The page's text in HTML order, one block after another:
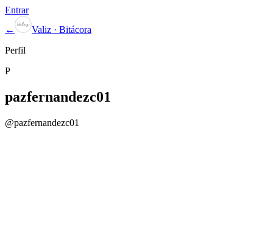
Entrar
←
Valiz · Bitácora
Perfil
P
pazfernandezc01
@pazfernandezc01